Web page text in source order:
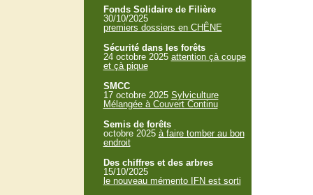
Fonds Solidaire de Filière
30/10/2025
premiers dossiers en CHÊNE
Sécurité dans les forêts
24 octobre 2025 attention çà coupe
et çà pique
SMCC
17 octobre 2025 Sylviculture
Mélangée à Couvert Continu
Semis de forêts
octobre 2025 à faire tomber au bon
endroit
Des chiffres et des arbres
15/10/2025
le nouveau mémento IFN est sorti